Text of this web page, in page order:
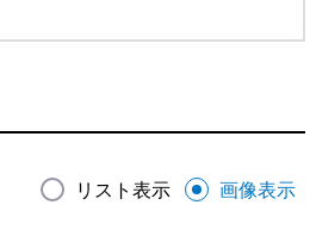
リスト表示 画像表示